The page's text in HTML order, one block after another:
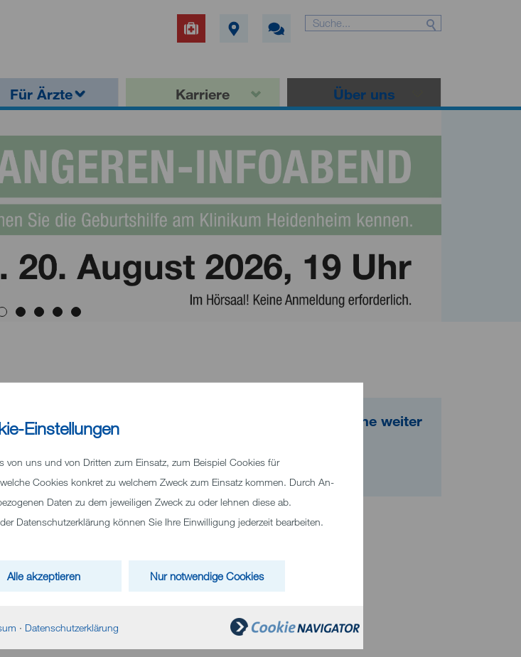
Einstellungen
uns und von Dritten zum Einsatz, zum Beispiel Cookies für
Cookies konkret zu welchem Zweck zum Einsatz kommen. Durch An-
Daten zu dem jeweiligen Zweck zu oder lehnen diese ab.
Datenschutzerklärung können Sie Ihre Einwilligung jederzeit bearbeiten.
Alle akzeptieren Nur notwendige Cookies
· Datenschutzerklärung
Über uns
Karriere
Für Ärzte
in unserem Klinikum für effiziente
gGmbH verschiedene zentrale
die Arbeit von Ärzten und
Heidenheim gGmbH und
Wir helfen Ihnen gerne weiter